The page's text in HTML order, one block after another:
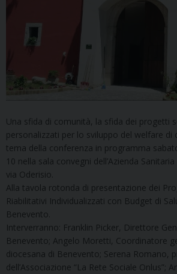
Una sfida di comunità, la sfida dei progetti
personalizzati per lo sviluppo del welfare di
tema della conferenza in programma
10 nella sala convegni dell’Azienda
via Oderisio.
Alla tavola rotonda di presentazione dei
Riabilitativi Individualizzati con Budget di
Benevento.
Interverranno: Franklin Picker, Direttore
Benevento; Angelo Moretti, Coordinatore
diocesana di Benevento; Serena Romano,
dell’Associazione “La Rete Sociale Onlus”;